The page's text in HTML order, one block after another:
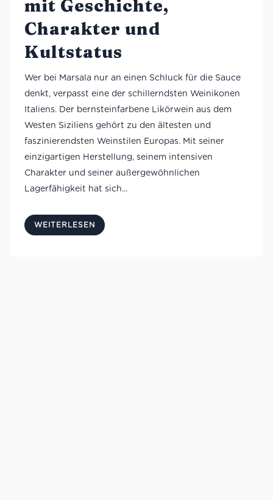
mit Geschichte,
Charakter und
Kultstatus
Wer bei Marsala nur an einen Schluck für die Sauce
denkt, verpasst eine der schillerndsten Weinikonen
Italiens. Der bernsteinfarbene Likörwein aus dem
Westen Siziliens gehört zu den ältesten und
faszinierendsten Weinstilen Europas. Mit seiner
einzigartigen Herstellung, seinem intensiven
Charakter und seiner außergewöhnlichen
Lagerfähigkeit hat sich...
WEITERLESEN